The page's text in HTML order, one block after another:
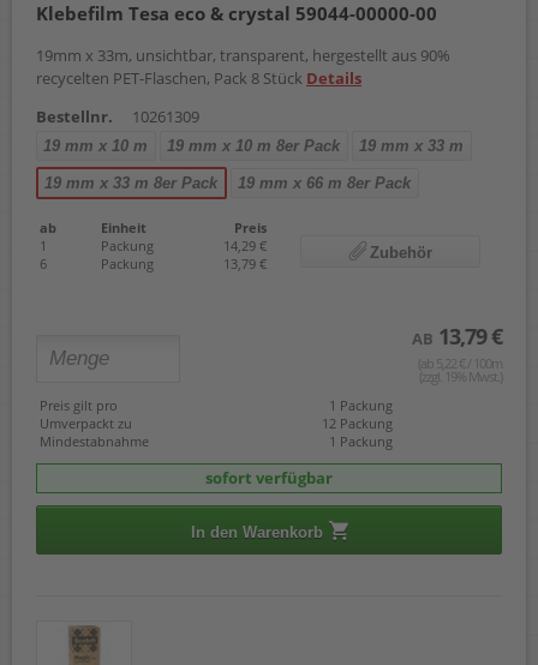
Klebefilm Tesa eco & crystal 59044-00000-00
19mm x 33m, unsichtbar, transparent, hergestellt aus 90%
recycelten PET-Flaschen, Pack 8 Stück Details
Bestellnr.
10261309
19 mm x 10 m 19 mm x 10 m 8er Pack 19 mm x 33 m
19 mm x 33 m 8er Pack 19 mm x 66 m 8er Pack
ab Einheit
Preis
1
Packung
14,29 €
6
Packung 13,79 €
Zubehör
AB 13,79 €
(ab 5,22 € / 100m
(zzgl. 19% Mwst.)
Preis gilt pro
1 Packung
Umverpackt zu
12 Packung
Mindestabnahme
1 Packung
sofort verfügbar
In den Warenkorb